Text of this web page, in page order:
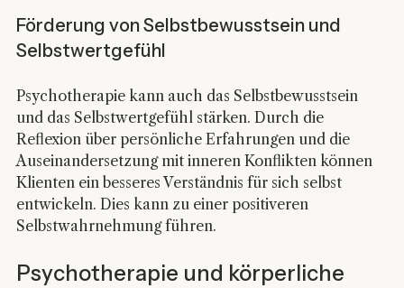
Förderung von Selbstbewusstsein und
Selbstwertgefühl
Psychotherapie kann auch das Selbstbewusstsein
und das Selbstwertgefühl stärken. Durch die
Reflexion über persönliche Erfahrungen und die
Auseinandersetzung mit inneren Konflikten können
Klienten ein besseres Verständnis für sich selbst
entwickeln. Dies kann zu einer positiveren
Selbstwahrnehmung führen.
Psychotherapie und körperliche